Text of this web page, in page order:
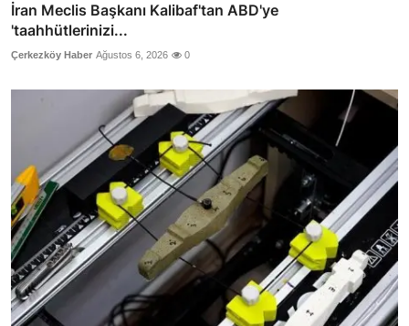
İran Meclis Başkanı Kalibaf'tan ABD'ye
'taahhütlerinizi...
Çerkezköy Haber Ağustos 6, 2026 0